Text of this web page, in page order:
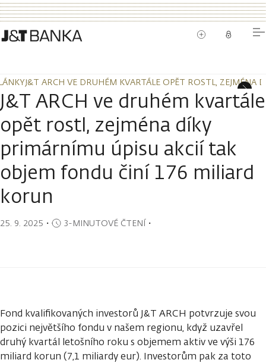
J&T ARCH VE DRUHÉM KVARTÁLE OPĚT ROSTL,
J&T ARCH VE DRUHÉM KVARTÁLE OPĚT ROSTL,
J&T ARCH ve druhém kvartále
opět rostl, zejména díky
primárnímu úpisu akcií tak
objem fondu činí 176 miliard
korun
25. 9. 2025 ・ 3-MINUTOVÉ ČTENÍ・
Fond kvalifikovaných investorů J&T ARCH potvrzuje svou
pozici největšího fondu v našem regionu, když uzavřel
druhý kvartál letošního roku s objemem aktiv ve výši 176
miliard korun (7,1 miliardy eur). Investorům pak za toto